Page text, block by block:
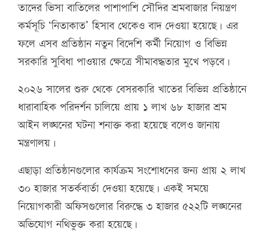
তাদের ভিসা বাতিলের পাশাপাশি সৌদির শ্রমবাজার নিয়ন্ত্রণ
কর্মসূচি ‘নিতাকাত’ হিসাব থেকেও বাদ দেওয়া হয়েছে। এর
ফলে এসব প্রতিষ্ঠান নতুন বিদেশি কর্মী নিয়োগ ও বিভিন্ন
সরকারি সুবিধা পাওয়ার ক্ষেত্রে সীমাবদ্ধতার মুখে পড়বে।
২০২৬ সালের শুরু থেকে বেসরকারি খাতের বিভিন্ন প্রতিষ্ঠানে
ধারাবাহিক পরিদর্শন চালিয়ে প্রায় ১ লাখ ৬৮ হাজার শ্রম
আইন লঙ্ঘনের ঘটনা শনাক্ত করা হয়েছে বলেও জানায়
মন্ত্রণালয়।
এছাড়া প্রতিষ্ঠানগুলোর কার্যক্রম সংশোধনের জন্য প্রায় ২ লাখ
৩০ হাজার সতর্কবার্তা দেওয়া হয়েছে। একই সময়ে
নিয়োগকারী অফিসগুলোর বিরুদ্ধে ৩ হাজার ৫২২টি লঙ্ঘনের
অভিযোগ নথিভুক্ত করা হয়েছে।